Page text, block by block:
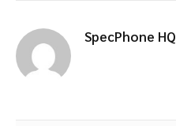
SpecPhone HQ